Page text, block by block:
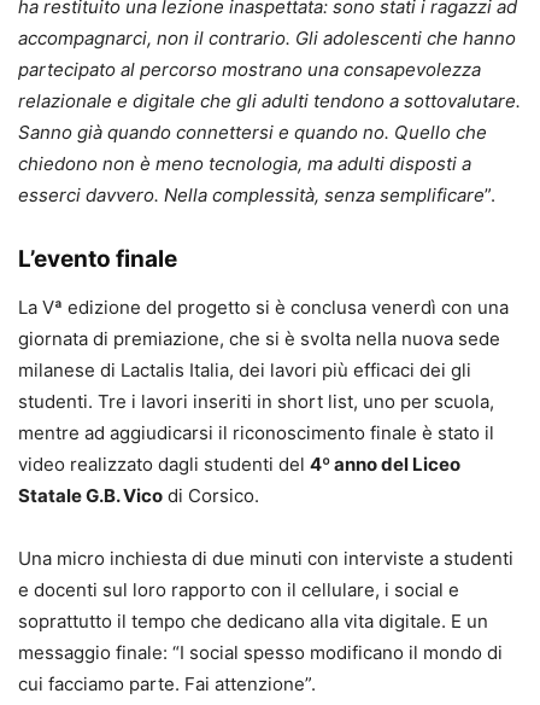
ha restituito una lezione inaspettata: sono stati i ragazzi ad
accompagnarci, non il contrario. Gli adolescenti che hanno
partecipato al percorso mostrano una consapevolezza
relazionale e digitale che gli adulti tendono a sottovalutare.
Sanno già quando connettersi e quando no. Quello che
chiedono non è meno tecnologia, ma adulti disposti a
esserci davvero. Nella complessità, senza semplificare”.
L’evento finale
La Vª edizione del progetto si è conclusa venerdì con una
giornata di premiazione, che si è svolta nella nuova sede
milanese di Lactalis Italia, dei lavori più efficaci dei gli
studenti. Tre i lavori inseriti in short list, uno per scuola,
mentre ad aggiudicarsi il riconoscimento finale è stato il
video realizzato dagli studenti del 4º anno del Liceo
Statale G.B. Vico di Corsico.
Una micro inchiesta di due minuti con interviste a studenti
e docenti sul loro rapporto con il cellulare, i social e
soprattutto il tempo che dedicano alla vita digitale. E un
messaggio finale: “I social spesso modificano il mondo di
cui facciamo parte. Fai attenzione”.